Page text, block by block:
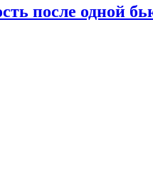
после одной